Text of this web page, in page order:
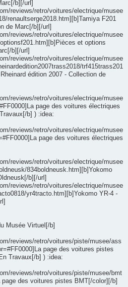
b][/url]
reviews/retro/voitures/electrique/musee
renaultserge2018.htm][b]Tamiya F201
de Marc[/b][/url]
reviews/retro/voitures/electrique/musee
et options
b][/url]
reviews/retro/voitures/electrique/musee
trf415trass201
édition 2007 - Collection de
reviews/retro/voitures/electrique/musee
page des voitures électriques
b] ) :idea:
reviews/retro/voitures/electrique/musee
page des voitures électriques
reviews/retro/voitures/electrique/musee
834boldneusk.htm][b]Yokomo
b][/url]
reviews/retro/voitures/electrique/musee
yr4tracto.htm][b]Yokomo YR-4 -
Musée Virtuel[/b]
reviews/retro/voitures/piste/musee/ass
page des voitures pistes
Travaux[/b] ) :idea:
reviews/retro/voitures/piste/musee/bmt
des voitures pistes BMT[/color][/b]